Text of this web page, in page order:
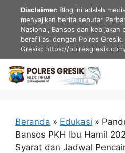
LangsungDisclaimer: Blog ini adalah
menyajikan berita seputar
Nasional, Bansos dan kebijakan
berafiliasi dengan Polres
Gresik: https://
Beranda » Edukasi »
Bansos PKH Ibu Hamil
Syarat dan Jadwal